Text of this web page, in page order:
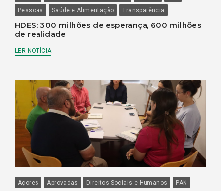
Pessoas
Saúde e Alimentação Transparência
HDES: 300 milhões de esperança, 600 milhões
de realidade
LER NOTÍCIA
Açores Aprovadas Direitos Sociais e Humanos
PAN